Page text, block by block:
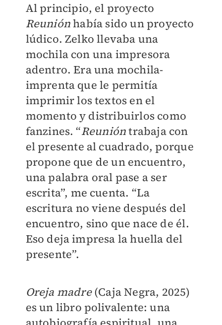
Al principio, el proyecto
Reuniónhabía sido un proyecto
lúdico. Zelko llevaba una
mochila con una impresora
adentro. Era una mochila-
imprenta que le permitía
imprimir los textos en el
momento y distribuirlos como
fanzines. “Reunióntrabaja con
el presente al cuadrado, porque
propone que de un encuentro,
una palabra oral pase a ser
escrita”, me cuenta. “La
escritura no viene después del
encuentro, sino que nace de él.
Eso deja impresa la huella del
presente”.
Oreja madre(Caja Negra, 2025)
es un libro polivalente: una